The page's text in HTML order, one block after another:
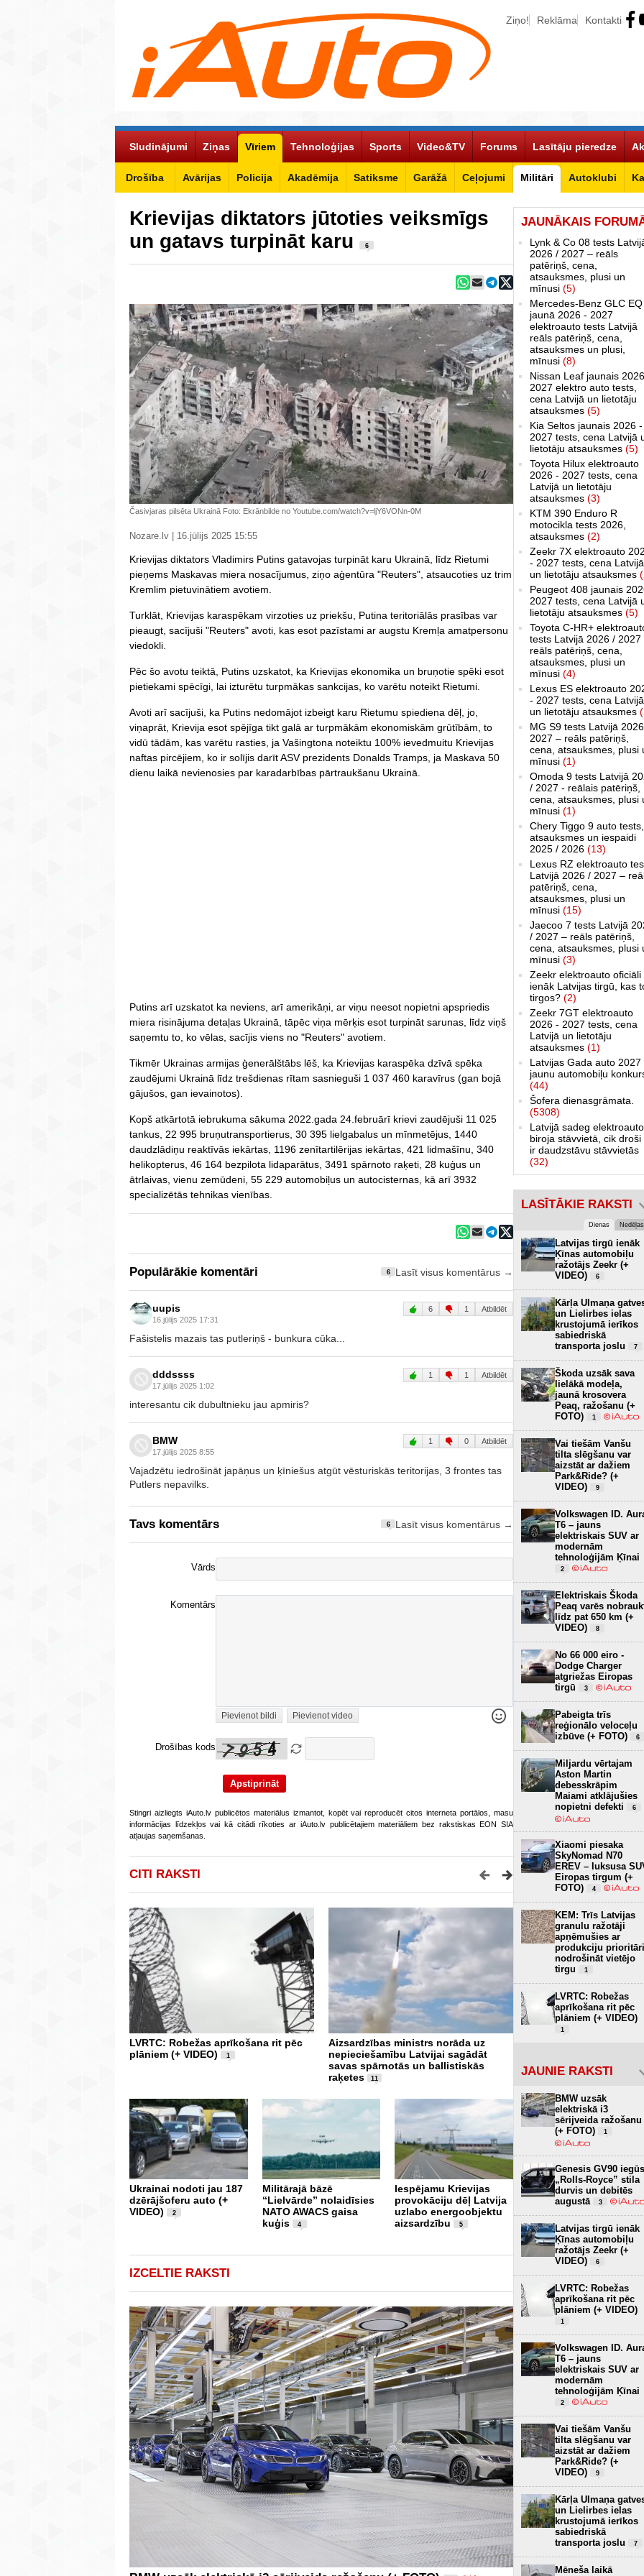
Ziņo! Reklāma Kontakti
Sludinājumi Ziņas Vīriem
Drošība Avārijas Policija Akadēmija Satiksme Garāžā Ceļojumi Militāri Autoklubi
Tehnoloģijas Sports Video&TV Forums Lasītāju pieredze
Krievijas diktators jūtoties veiksmīgs
un gatavs turpināt karu
6
Časivjaras pilsēta Ukrainā Foto: Ekrānbilde no Youtube.com/watch?v=ljY6VONn-0M
Nozare.lv | 16.jūlijs 2025 15:55
Krievijas diktators Vladimirs Putins gatavojas turpināt karu Ukrainā, līdz Rietumi
pieņems Maskavas miera nosacījumus, ziņo aģentūra "Reuters", atsaucoties uz trim
Kremlim pietuvinātiem avotiem.
Turklāt, Krievijas karaspēkam virzoties uz priekšu, Putina teritoriālās prasības var
pieaugt, sacījuši "Reuters" avoti, kas esot pazīstami ar augstu Kremļa amatpersonu
viedokli.
Pēc šo avotu teiktā, Putins uzskatot, ka Krievijas ekonomika un bruņotie spēki esot
pietiekami spēcīgi, lai izturētu turpmākas sankcijas, ko varētu noteikt Rietumi.
Avoti arī sacījuši, ka Putins nedomājot izbeigt karu Rietumu spiediena dēļ, jo,
viņaprāt, Krievija esot spējīga tikt galā ar turpmākām ekonomiskām grūtībām, to
vidū tādām, kas varētu rasties, ja Vašingtona noteiktu 100% ievedmuitu Krievijas
naftas pircējiem, ko ir solījis darīt ASV prezidents Donalds Tramps, ja Maskava 50
dienu laikā nevienosies par karadarbības pārtraukšanu Ukrainā.
Putins arī uzskatot ka neviens, arī amerikāņi, ar viņu neesot nopietni apspriedis
miera risinājuma detaļas Ukrainā, tāpēc viņa mērķis esot turpināt sarunas, līdz viņš
saņemtu to, ko vēlas, sacījis viens no "Reuters" avotiem.
Tikmēr Ukrainas armijas ģenerālštābs lēš, ka Krievijas karaspēka dzīvā spēka
zaudējumi Ukrainā līdz trešdienas rītam sasnieguši 1 037 460 karavīrus (gan bojā
gājušos, gan ievainotos).
Kopš atkārtotā iebrukuma sākuma 2022.gada 24.februārī krievi zaudējuši 11 025
tankus, 22 995 bruņutransportierus, 30 395 lielgabalus un mīnmetējus, 1440
daudzlādiņu reaktīvās iekārtas, 1196 zenītartilērijas iekārtas, 421 lidmašīnu, 340
helikopterus, 46 164 bezpilota lidaparātus, 3491 spārnoto raķeti, 28 kuģus un
ātrlaivas, vienu zemūdeni, 55 229 automobiļus un autocisternas, kā arī 3932
specializētās tehnikas vienības.
Populārākie komentāri 6 Lasīt visus komentārus →
uupis
16.jūlijs 2025 17:31
6 1 Atbildēt
Fašistelis mazais tas putleriņš - bunkura cūka...
dddssss
17.jūlijs 2025 1:02
1 1 Atbildēt
interesantu cik dubultnieku jau apmiris?
BMW
17.jūlijs 2025 8:55
1 0 Atbildēt
Vajadzētu iedrošināt japāņus un ķīniešus atgūt vēsturiskās teritorijas, 3 frontes tas
Putlers nepavilks.
Tavs komentārs 6 Lasīt visus komentārus →
Vārds
Komentārs
Pievienot bildi Pievienot video
Drošības kods
Stingri aizliegts iAuto.lv publicētos materiālus izmantot, kopēt vai reproducēt citos interneta portālos, masu
informācijas līdzekļos vai kā citādi rīkoties ar iAuto.lv publicētajiem materiāliem bez rakstiskas EON SIA
atļaujas saņemšanas.
CITI RAKSTI
LVRTC: Robežas aprīkošana rit pēc
plāniem (+ VIDEO)
1
Aizsardzības ministrs norāda uz
nepieciešamību Latvijai sagādāt
savas spārnotās un ballistiskās
raķetes
11
Ukrainai nodoti jau 187
dzērājšoferu auto (+
VIDEO)
2
Militārajā bāzē
“Lielvārde” nolaidīsies
NATO AWACS gaisa
kuģis
4
Iespējamu Krievijas
provokāciju dēļ Latvija
uzlabo energoobjektu
aizsardzību
5
apmērā
2
Latvija, Somija un
Norvēģija vienojas
attīstīt jaunas paaudzes
bruņumašīnas "Patria
TrackX"
IZCELTIE RAKSTI
JAUNĀKAIS
Lynk & Co 08 tests
2026 / 2027 – reāls
patēriņš, cena,
atsauksmes, plusi un
mīnusi (5)
Mercedes-Benz GLC EQ
jaunā 2026 - 2027
elektroauto tests Latvijā
reāls patēriņš, cena,
atsauksmes un plusi,
mīnusi (8)
Nissan Leaf jaunais
2027 elektro auto tests,
cena Latvijā un lietotāju
atsauksmes (5)
Kia Seltos jaunais 2026 -
2027 tests, cena Latvijā
lietotāju atsauksmes (5)
Toyota Hilux elektroauto
2026 - 2027 tests, cena
Latvijā un lietotāju
atsauksmes (3)
KTM 390 Enduro R
motocikla tests 2026,
atsauksmes (2)
Zeekr 7X elektroauto
- 2027 tests, cena Latvijā
un lietotāju atsauksmes
Peugeot 408 jaunais
2027 tests, cena Latvijā
lietotāju atsauksmes (5)
Toyota C-HR+
tests Latvijā 2026 / 2027
reāls patēriņš, cena,
atsauksmes, plusi un
mīnusi (4)
Lexus ES elektroauto
- 2027 tests, cena Latvijā
un lietotāju atsauksmes
MG S9 tests Latvijā
2027 – reāls patēriņš,
cena, atsauksmes, plusi
mīnusi (1)
Omoda 9 tests Latvijā
/ 2027 - reālais patēriņš,
cena, atsauksmes, plusi
mīnusi (1)
Chery Tiggo 9 auto tests,
atsauksmes un iespaidi
2025 / 2026 (13)
Lexus RZ elektroauto
Latvijā 2026 / 2027 –
patēriņš, cena,
atsauksmes, plusi un
mīnusi (15)
Jaecoo 7 tests Latvijā
/ 2027 – reāls patēriņš,
cena, atsauksmes, plusi
mīnusi (3)
Zeekr elektroauto oficiāli
ienāk Latvijas tirgū, kas
tirgos? (2)
Zeekr 7GT elektroauto
2026 - 2027 tests, cena
Latvijā un lietotāju
atsauksmes (1)
Latvijas Gada auto 2027
jaunu automobiļu
(44)
Šofera dienasgrāmata.
(5308)
Latvijā sadeg elektroauto
biroja stāvvietā, cik droši
ir daudzstāvu stāvvietās
(32)
LASĪTĀKIE RAKSTI
Dienas Nedēļas
Latvijas tirgū ienāk
Ķīnas automobiļu
ražotājs Zeekr (+
VIDEO)
6
Kārļa Ulmaņa
un Lielirbes ielas
krustojumā ierīkos
sabiedriskā
transporta joslu
7
Škoda uzsāk sava
lielākā modeļa,
jaunā krosovera
Peaq, ražošanu (+
FOTO)
1
Vai tiešām Vanšu
tilta slēgšanu var
aizstāt ar dažiem
Park&Ride? (+
VIDEO)
9
Volkswagen ID.
T6 – jauns
elektriskais SUV ar
modernām
tehnoloģijām Ķīnai
2
Elektriskais Škoda
Peaq varēs
līdz pat 650 km (+
VIDEO)
8
No 66 000 eiro -
Dodge Charger
atgriežas Eiropas
tirgū
3
Pabeigta trīs
reģionālo veloceļu
izbūve (+ FOTO)
6
Miljardu vērtajam
Aston Martin
debesskrāpim
Maiami atklājušies
nopietni defekti
6
Xiaomi piesaka
SkyNomad N70
EREV – luksusa
Eiropas tirgum (+
FOTO)
4
KEM: Trīs Latvijas
granulu ražotāji
apņēmušies ar
produkciju prioritāri
nodrošināt vietējo
tirgu
1
LVRTC: Robežas
aprīkošana rit pēc
plāniem (+ VIDEO)
1
JAUNIE RAKSTI
BMW uzsāk
elektriskā i3
sērijveida ražošanu
(+ FOTO)
1
Genesis GV90 iegūs
„Rolls-Royce” stila
durvis un debitēs
augustā
3
Latvijas tirgū ienāk
Ķīnas automobiļu
ražotājs Zeekr (+
VIDEO)
6
LVRTC: Robežas
aprīkošana rit pēc
plāniem (+ VIDEO)
1
Volkswagen ID.
T6 – jauns
elektriskais SUV ar
modernām
tehnoloģijām Ķīnai
2
Vai tiešām Vanšu
tilta slēgšanu var
aizstāt ar dažiem
Park&Ride? (+
VIDEO)
9
Kārļa Ulmaņa
un Lielirbes ielas
krustojumā ierīkos
sabiedriskā
transporta joslu
7
Mēneša laikā